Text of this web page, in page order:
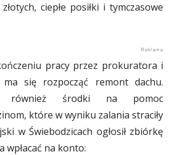
ciepłe posiłki i tymczasowe
pracy przez prokuratora i
się rozpocząć remont dachu.
również środki na pomoc
które w wyniku zalania straciły
w Świebodzicach ogłosił zbiórkę
na konto: